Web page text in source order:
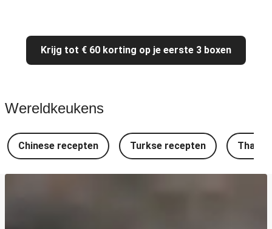
Krijg tot € 60 korting op je eerste 3 boxen
Wereldkeukens
Chinese recepten Turkse recepten Thaise